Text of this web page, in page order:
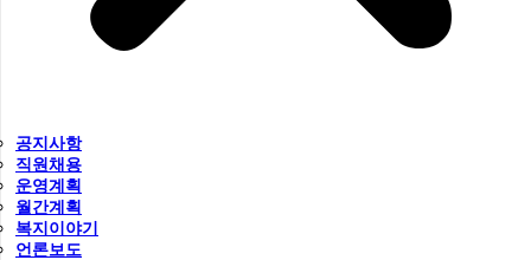
공지사항
직원채용
운영계획
월간계획
복지이야기
언론보도